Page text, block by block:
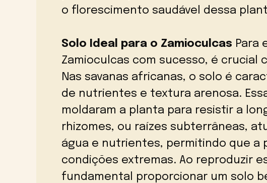
o florescimento saudável dessa
Solo Ideal para o Zamioculcas Para
Zamioculcas com sucesso, é crucial
Nas savanas africanas, o solo é
de nutrientes e textura arenosa.
moldaram a planta para resistir a
rhizomes, ou raízes subterrâneas,
água e nutrientes, permitindo que a
condições extremas. Ao reproduzir
fundamental proporcionar um solo